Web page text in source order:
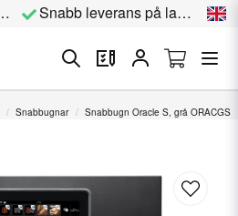
Snabb leverans på lagervara
Snabbugnar Snabbugn Oracle S, grå ORACGS